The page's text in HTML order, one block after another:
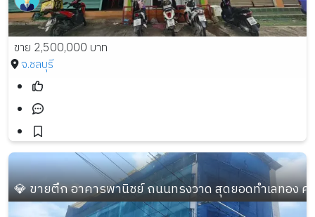
ขาย 2,500,000 บาท
จ.ชลบุรี
💎 ขายตึก อาคารพานิชย์ ถนนทรงวาด สุดยอดทำเลทอง ค้